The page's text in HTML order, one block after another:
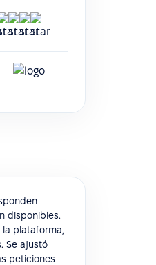
disponibles.
plataforma,
Se ajustó
peticiones